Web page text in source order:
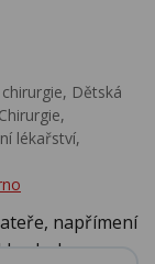
Dětská
lékařství‎,
napřímení
zbok...